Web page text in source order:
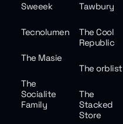
Sweeek Tawbury
Tecnolumen
The Cool
Republic
The Masie
The orblist
The
Socialite
Family
The
Stacked
Store